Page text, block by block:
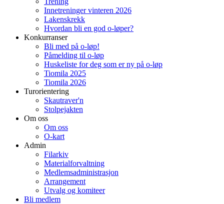
Innetreninger vinteren 2026
Lakenskrekk
Hvordan bli en god o-løper?
Konkurranser
Bli med på o-løp!
Påmelding til o-løp
Huskeliste for deg som er ny på o-løp
Tiomila 2025
Tiomila 2026
Turorientering
Skautraver'n
Stolpejakten
Om oss
Om oss
O-kart
Admin
Filarkiv
Materialforvaltning
Medlemsadministrasjon
Arrangement
Utvalg og komiteer
Bli medlem